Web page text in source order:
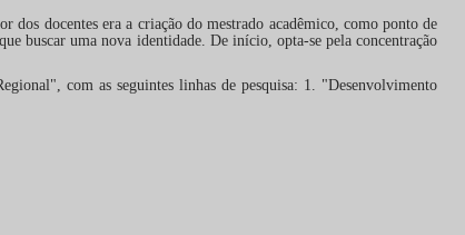
docentes era a criação do mestrado acadêmico, como ponto de
buscar uma nova identidade. De início, opta-se pela concentração
com as seguintes linhas de pesquisa: 1. "Desenvolvimento